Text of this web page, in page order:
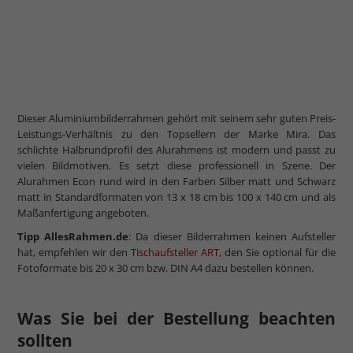
Dieser Aluminiumbilderrahmen gehört mit seinem sehr guten Preis-
Leistungs-Verhältnis zu den Topsellern der Marke Mira. Das
schlichte Halbrundprofil des Alurahmens ist modern und passt zu
vielen Bildmotiven. Es setzt diese professionell in Szene. Der
Alurahmen Econ rund wird in den Farben Silber matt und Schwarz
matt in Standardformaten von 13 x 18 cm bis 100 x 140 cm und als
Maßanfertigung angeboten.
Tipp AllesRahmen.de: Da dieser Bilderrahmen keinen Aufsteller
hat, empfehlen wir den Tischaufsteller ART, den Sie optional für die
Fotoformate bis 20 x 30 cm bzw. DIN A4 dazu bestellen können.
Was Sie bei der Bestellung beachten
sollten